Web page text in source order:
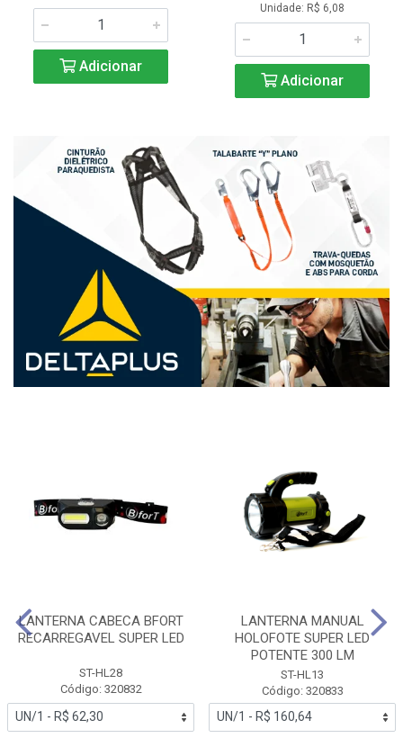
Adicionar
Unidade: R$ 6,08
Adicionar
LANTERNA CABECA BFORT
RECARREGAVEL SUPER LED
ST-HL28
Código: 320832
LANTERNA MANUAL
HOLOFOTE SUPER LED
POTENTE 300 LM
ST-HL13
Código: 320833